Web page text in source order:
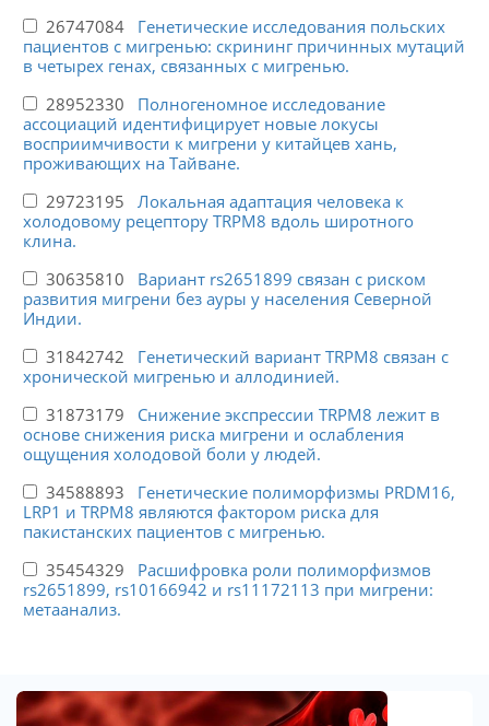
26747084 Генетические исследования польских
пациентов с мигренью: скрининг причинных мутаций
в четырех генах, связанных с мигренью.
28952330 Полногеномное исследование
ассоциаций идентифицирует новые локусы
восприимчивости к мигрени у китайцев хань,
проживающих на Тайване.
29723195 Локальная адаптация человека к
холодовому рецептору TRPM8 вдоль широтного
клина.
30635810 Вариант rs2651899 связан с риском
развития мигрени без ауры у населения Северной
Индии.
31842742 Генетический вариант TRPM8 связан с
хронической мигренью и аллодинией.
31873179 Снижение экспрессии TRPM8 лежит в
основе снижения риска мигрени и ослабления
ощущения холодовой боли у людей.
34588893 Генетические полиморфизмы PRDM16,
LRP1 и TRPM8 являются фактором риска для
пакистанских пациентов с мигренью.
35454329 Расшифровка роли полиморфизмов
rs2651899, rs10166942 и rs11172113 при мигрени:
метаанализ.